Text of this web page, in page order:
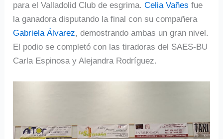
para el Valladolid Club de esgrima.Celia Vañes fue
la ganadora disputando la final con su compañera
Gabriela Álvarez, demostrando ambas un gran nivel.
El podio se completó con las tiradoras del SAES-BU
Carla Espinosa y Alejandra Rodríguez.